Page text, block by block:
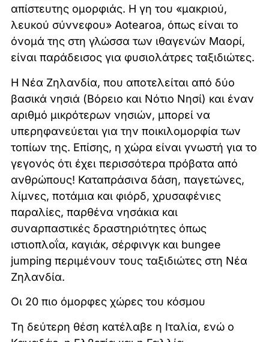
απίστευτης ομορφιάς. Η γη του «μακριού,
λευκού σύννεφου» Aotearoa, όπως είναι το
όνομά της στη γλώσσα των ιθαγενών Μαορί,
είναι παράδεισος για φυσιολάτρες ταξιδιώτες.
Η Νέα Ζηλανδία, που αποτελείται από δύο
βασικά νησιά (Βόρειο και Νότιο Νησί) και έναν
αριθμό μικρότερων νησιών, μπορεί να
υπερηφανεύεται για την ποικιλομορφία των
τοπίων της. Επίσης, η χώρα είναι γνωστή για το
γεγονός ότι έχει περισσότερα πρόβατα από
ανθρώπους! Καταπράσινα δάση, παγετώνες,
λίμνες, ποτάμια και φιόρδ, χρυσαφένιες
παραλίες, παρθένα νησάκια και
συναρπαστικές δραστηριότητες όπως
ιστιοπλοΐα, καγιάκ, σέρφινγκ και bungee
jumping περιμένουν τους ταξιδιώτες στη Νέα
Ζηλανδία.
Οι 20 πιο όμορφες χώρες του κόσμου
Τη δεύτερη θέση κατέλαβε η Ιταλία, ενώ ο